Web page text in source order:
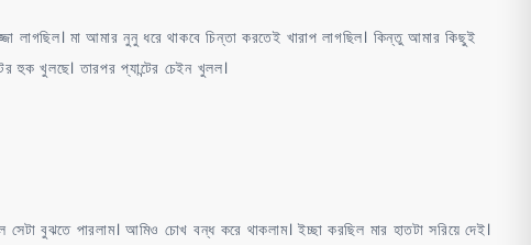
লাগছিল। মা আমার নুনু ধরে থাকবে চিন্তা করতেই খারাপ লাগছিল। কিন্তু আমার কিছুই
হুক খুলছে। তারপর প্যান্টের চেইন খুলল।
বুঝতে পারলাম। আমিও চোখ বন্ধ করে থাকলাম। ইচ্ছা করছিল মার হাতটা সরিয়ে দেই।